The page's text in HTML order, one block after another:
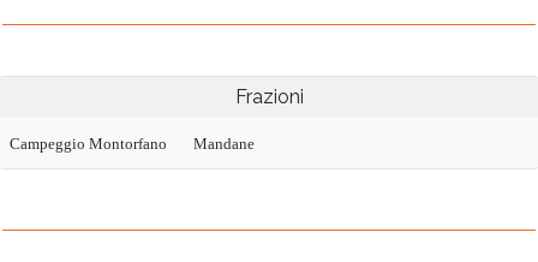
Frazioni
Campeggio Montorfano Mandane